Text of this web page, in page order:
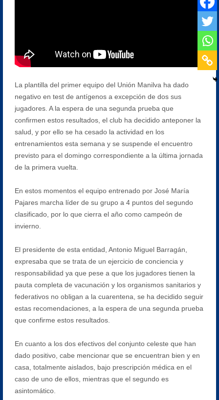
La plantilla del primer equipo del Unión Manilva ha dado
negativo en test de antígenos a excepción de dos sus
jugadores. A la espera de una segunda prueba que
confirmen estos resultados, el club ha decidido anteponer la
salud, y por ello se ha cesado la actividad en los
entrenamientos esta semana y se suspende el encuentro
previsto para el domingo correspondiente a la última jornada
de la primera vuelta.
En estos momentos el equipo entrenado por José María
Pajares marcha líder de su grupo a 4 puntos del segundo
clasificado, por lo que cierra el año como campeón de
invierno.
El presidente de esta entidad, Antonio Miguel Barragán,
expresaba que se trata de un ejercicio de conciencia y
responsabilidad ya que pese a que los jugadores tienen la
pauta completa de vacunación y los organismos sanitarios y
federativos no obligan a la cuarentena, se ha decidido seguir
estas recomendaciones, a la espera de una segunda prueba
que confirme estos resultados.
En cuanto a los dos efectivos del conjunto celeste que han
dado positivo, cabe mencionar que se encuentran bien y en
casa, totalmente aislados, bajo prescripción médica en el
caso de uno de ellos, mientras que el segundo es
asintomático.